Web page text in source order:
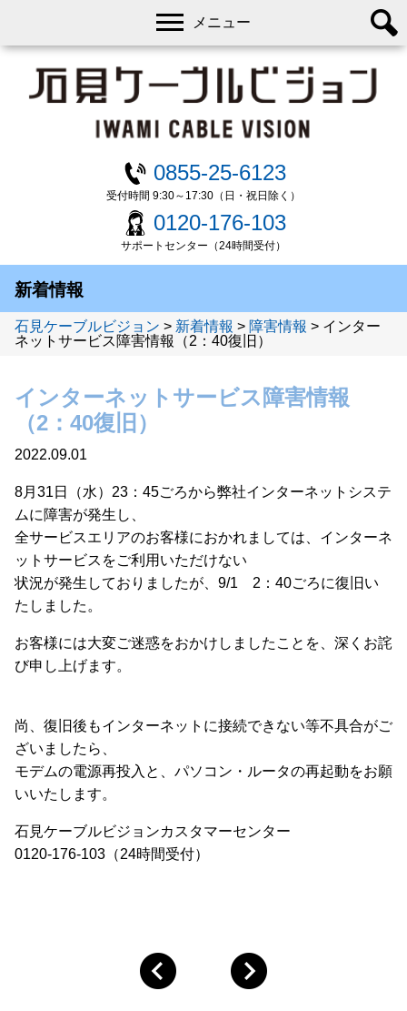
0855-25-6123
受付時間 9:30～17:30（日・祝日除く）
0120-176-103
サポートセンター（24時間受付）
メニュー
新着情報
石見ケーブルビジョン > 新着情報 > 障害情報 > インター
ネットサービス障害情報（2：40復旧）
インターネットサービス障害情報
（2：40復旧）
2022.09.01
8月31日（水）23：45ごろから弊社インターネットシステ
ムに障害が発生し、
全サービスエリアのお客様におかれましては、インターネ
ットサービスをご利用いただけない
状況が発生しておりましたが、9/1 2：40ごろに復旧い
たしました。
お客様には大変ご迷惑をおかけしましたことを、深くお詫
び申し上げます。
尚、復旧後もインターネットに接続できない等不具合がご
ざいましたら、
モデムの電源再投入と、パソコン・ルータの再起動をお願
いいたします。
石見ケーブルビジョンカスタマーセンター
0120-176-103（24時間受付）